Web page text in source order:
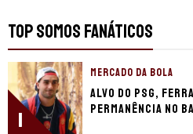
TOP SOMOS FANÁTICOS
1
MERCADO DA BOLA
Alvo do PSG,
permanência no